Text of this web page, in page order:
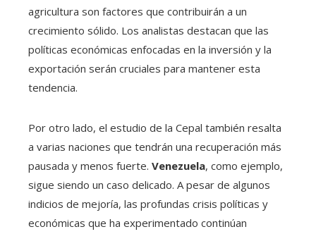
agricultura son factores que contribuirán a un
crecimiento sólido. Los analistas destacan que las
políticas económicas enfocadas en la inversión y la
exportación serán cruciales para mantener esta
tendencia.
Por otro lado, el estudio de la Cepal también resalta
a varias naciones que tendrán una recuperación más
pausada y menos fuerte. Venezuela, como ejemplo,
sigue siendo un caso delicado. A pesar de algunos
indicios de mejoría, las profundas crisis políticas y
económicas que ha experimentado continúan